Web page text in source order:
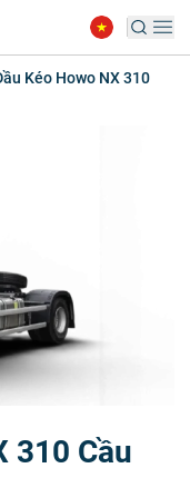
Kéo Howo NX 310
310 Cầu